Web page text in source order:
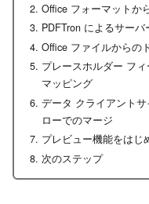
Office フォーマットか
PDFTron によるサー
Office ファイルからの
プレースホルダー フ
マッピング
データ クライアント
ローでのマージ
プレビュー機能をはじ
次のステップ